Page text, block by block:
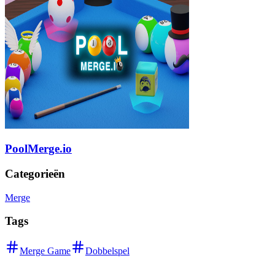
PoolMerge.io
Categorieën
Merge
Tags
Merge Game Dobbelspel